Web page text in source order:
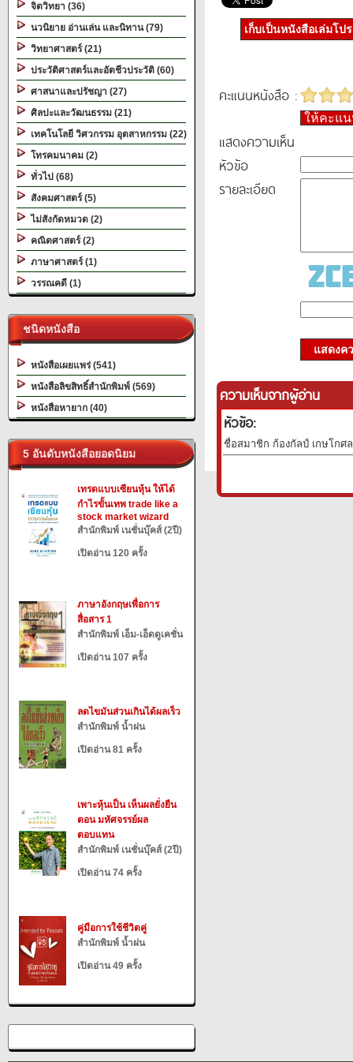
จิตวิทยา (36)
นวนิยาย อ่านเล่น และนิทาน (79)
วิทยาศาสตร์ (21)
ประวัติศาสตร์และอัตชีวประวัติ (60)
ศาสนาและปรัชญา (27)
ศิลปะและวัฒนธรรม (21)
เทคโนโลยี วิศวกรรม อุตสาหกรรม (22)
โทรคมนาคม (2)
ทั่วไป (68)
สังคมศาสตร์ (5)
ไม่สังกัดหมวด (2)
คณิตศาสตร์ (2)
ภาษาศาสตร์ (1)
วรรณคดี (1)
ชนิดหนังสือ
หนังสือเผยแพร่ (541)
หนังสือลิขสิทธิ์สำนักพิมพ์ (569)
หนังสือหายาก (40)
5 อันดับหนังสือยอดนิยม
เทรดแบบเซียนหุ้น ให้ได้
กำไรขั้นเทพ trade like a
stock market wizard
สำนักพิมพ์ เนชั่นบุ๊คส์ (2ปี)
เปิดอ่าน 120 ครั้ง
ภาษาอังกฤษเพื่อการ
สื่อสาร 1
สำนักพิมพ์ เอ็ม-เอ็ดดูเคชั่น
เปิดอ่าน 107 ครั้ง
ลดไขมันส่วนเกินได้ผลเร็ว
สำนักพิมพ์ น้ำฝน
เปิดอ่าน 81 ครั้ง
เพาะหุ้นเป็น เห็นผลยั่งยืน
ตอน มหัศจรรย์ผล
ตอบแทน
สำนักพิมพ์ เนชั่นบุ๊คส์ (2ปี)
เปิดอ่าน 74 ครั้ง
คู่มือการใช้ชีวิตคู่
สำนักพิมพ์ น้ำฝน
เปิดอ่าน 49 ครั้ง
เก็บเป็นหนังสือเล่มโป
คะแนนหนังสือ :
ให้คะแ
แสดงความเห็น
หัวข้อ
รายละเอียด
แสดงค
ความเห็นจากผู้อ่าน
หัวข้อ:
ชื่อสมาชิก ก้องกัลป์ เกษโกศ